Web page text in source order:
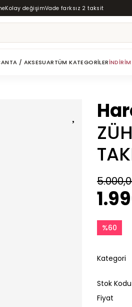
Kolay değişimVade farksız 2 taksit
/ AKSESUARTÜM KATEGORILERİNDIRIM
%60
Kategori
Stok Kodu
Fiyat